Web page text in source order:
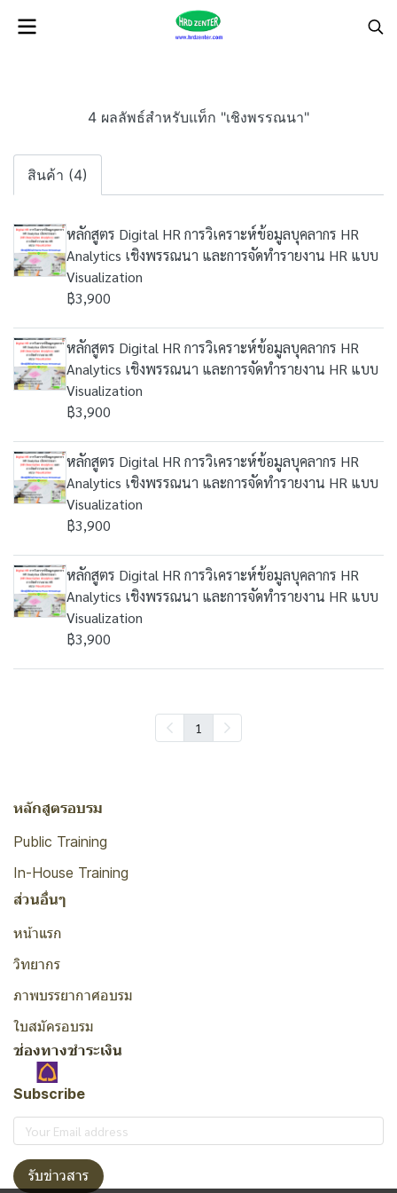
4 ผลลัพธ์สำหรับแท็ก "เชิงพรรณนา"
สินค้า (4)
หลักสูตร Digital HR การวิเคราะห์ข้อมูลบุคลากร HR
Analytics เชิงพรรณนา และการจัดทำรายงาน HR แบบ
Visualization
฿3,900
หลักสูตร Digital HR การวิเคราะห์ข้อมูลบุคลากร HR
Analytics เชิงพรรณนา และการจัดทำรายงาน HR แบบ
Visualization
฿3,900
หลักสูตร Digital HR การวิเคราะห์ข้อมูลบุคลากร HR
Analytics เชิงพรรณนา และการจัดทำรายงาน HR แบบ
Visualization
฿3,900
หลักสูตร Digital HR การวิเคราะห์ข้อมูลบุคลากร HR
Analytics เชิงพรรณนา และการจัดทำรายงาน HR แบบ
Visualization
฿3,900
1
หลักสูตรอบรม
Public Training
In-House Training
ส่วนอื่นๆ
หน้าแรก
วิทยากร
ภาพบรรยากาศอบรม
ใบสมัครอบรม
ช่องทางชำระเงิน
Subscribe
รับข่าวสาร